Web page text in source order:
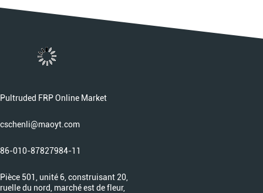
Pultruded FRP Online Market
cschenli@maoyt.com
86-010-87827984-11
Pièce 501, unité 6, construisant 20,
ruelle du nord, marché est de fleur,